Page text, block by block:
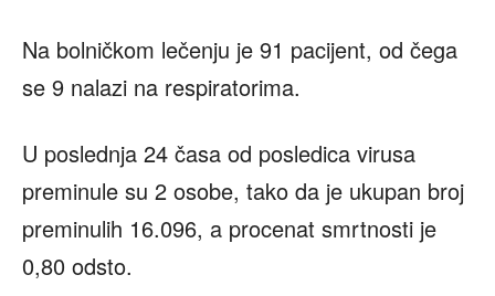
Na bolničkom lečenju je 91 pacijent, od čega
se 9 nalazi na respiratorima.
U poslednja 24 časa od posledica virusa
preminule su 2 osobe, tako da je ukupan broj
preminulih 16.096, a procenat smrtnosti je
0,80 odsto.